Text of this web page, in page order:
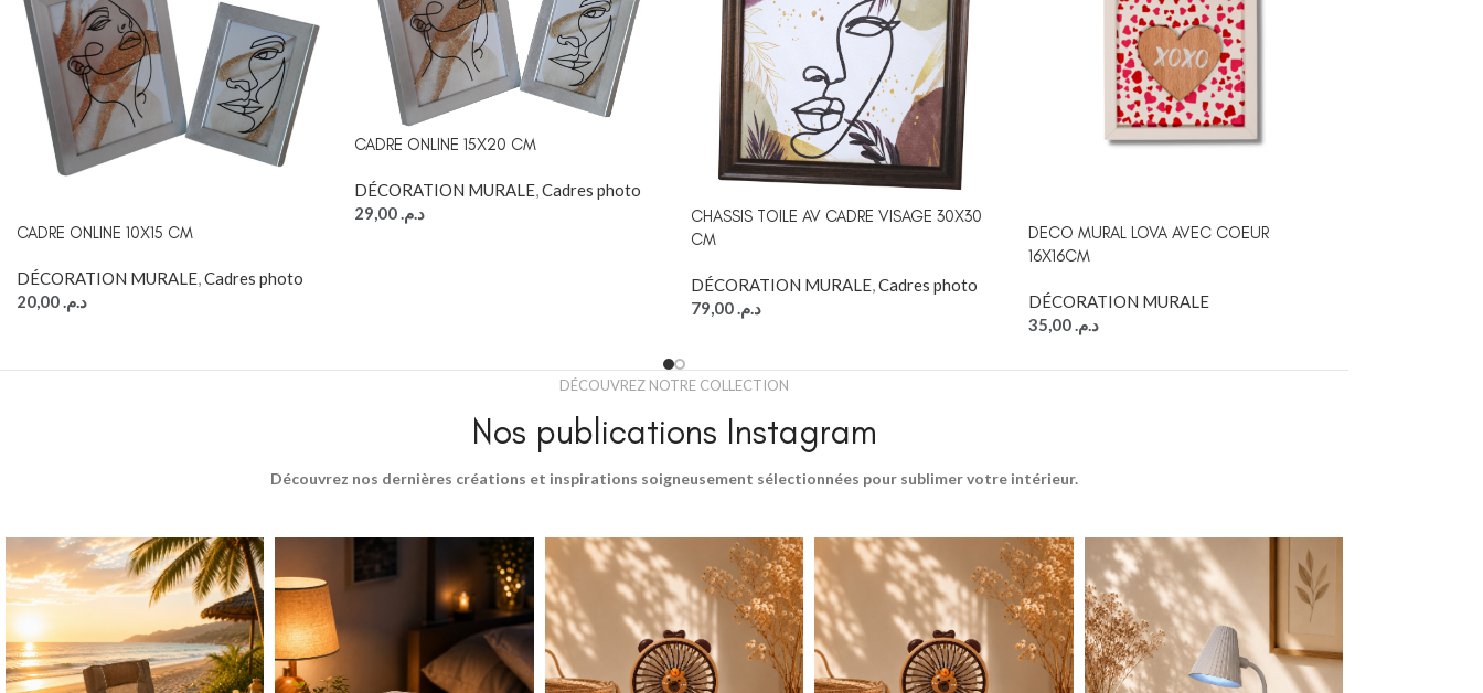
Lits bébé
Matelas bébé
NEW
berceau
CADRE ONLINE 10X15 CM
DÉCORATION MURALE Cadres photo
د.م.
CADRE ONLINE 15X20 CM
DÉCORATION MURALE,Cadres photo
د.م.29,00
CHASSIS TOILE AV CADRE VISAGE 30X30
CM
DÉCORATION MURALE,Cadres photo
د.م.
DECO MURAL LOVA AVEC COEUR
16X16CM
DÉCORATION MURALE
د.م. 35,00
DÉCOUVREZ NOTRE COLLECTION
Nos publications Instagram
Découvrez nos dernières créations et inspirations soigneusement sélectionnées pour sublimer votre intérieur.